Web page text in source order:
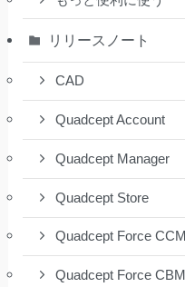
リリースノート
CAD
Quadcept Account
Quadcept Manager
Quadcept Store
Quadcept Force CCM
Quadcept Force CBM